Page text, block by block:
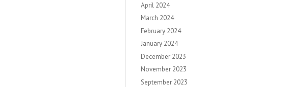
April 2024
March 2024
February 2024
January 2024
December 2023
November 2023
September 2023